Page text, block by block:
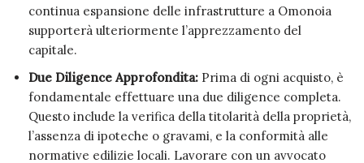
continua espansione delle infrastrutture a Omonoia
supporterà ulteriormente l’apprezzamento del
capitale.
Due Diligence Approfondita: Prima di ogni acquisto, è
fondamentale effettuare una due diligence completa.
Questo include la verifica della titolarità della proprietà,
l’assenza di ipoteche o gravami, e la conformità alle
normative edilizie locali. Lavorare con un avvocato